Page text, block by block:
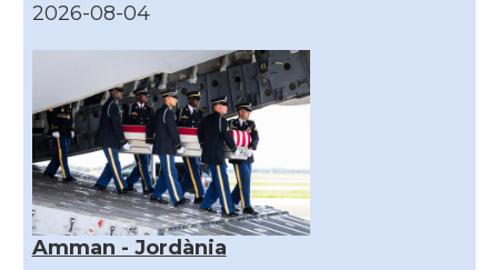
2026-08-04
Amman - Jordània